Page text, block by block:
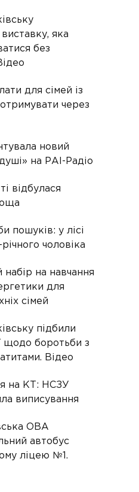
яка
без
для сімей із
через
новий
на РАІ-Радіо
відбулася
пошуків: у лісі
чоловіка
набір на навчання
для
сімей
підбили
щодо боротьби з
Відео
на КТ: НСЗУ
виписування
ОВА
автобус
ліцею №1.